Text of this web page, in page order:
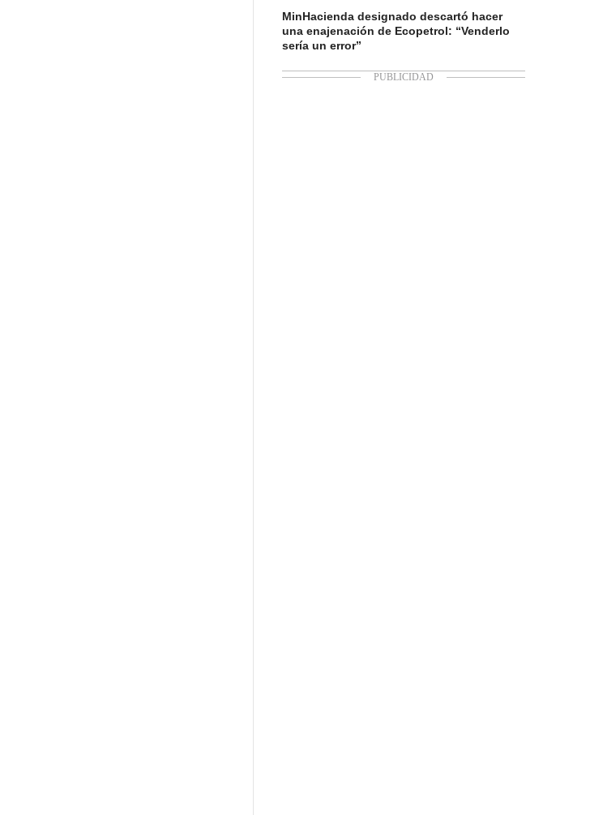
MinHacienda designado descartó hacer
una enajenación de Ecopetrol: “Venderlo
sería un error”